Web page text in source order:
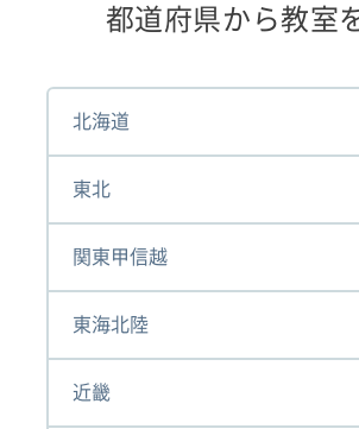
都道府県から教室
北海道
東北
関東甲信越
東海北陸
近畿